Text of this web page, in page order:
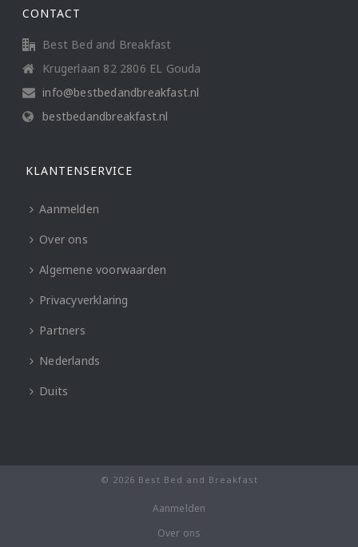
CONTACT
Best Bed and Breakfast
Krugerlaan 82 2806 EL Gouda
info@bestbedandbreakfast.nl
bestbedandbreakfast.nl
KLANTENSERVICE
Aanmelden
Over ons
Algemene voorwaarden
Privacyverklaring
Partners
Nederlands
Duits
© 2026 Best Bed and Breakfast
Aanmelden
Over ons